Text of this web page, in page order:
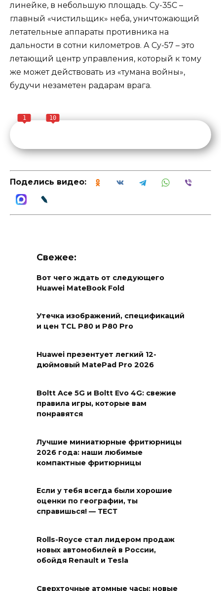
линейке, в небольшую площадь. Су-35С –
главный «чистильщик» неба, уничтожающий
летательные аппараты противника на
дальности в сотни километров. А Су-57 – это
летающий центр управления, который к тому
же может действовать из «тумана войны»,
будучи незаметен радарам врага.
1 10
Поделись видео:
Свежее:
Вот чего ждать от следующего
Huawei MateBook Fold
Утечка изображений, спецификаций
и цен TCL P80 и P80 Pro
Huawei презентует легкий 12-
дюймовый MatePad Pro 2026
Boltt Ace 5G и Boltt Evo 4G: свежие
правила игры, которые вам
понравятся
Лучшие миниатюрные фритюрницы
2026 года: наши любимые
компактные фритюрницы
Если у тебя всегда были хорошие
оценки по географии, ты
справишься! — ТЕСТ
Rolls-Royce стал лидером продаж
новых автомобилей в России,
обойдя Renault и Tesla
Сверхточные атомные часы: новые